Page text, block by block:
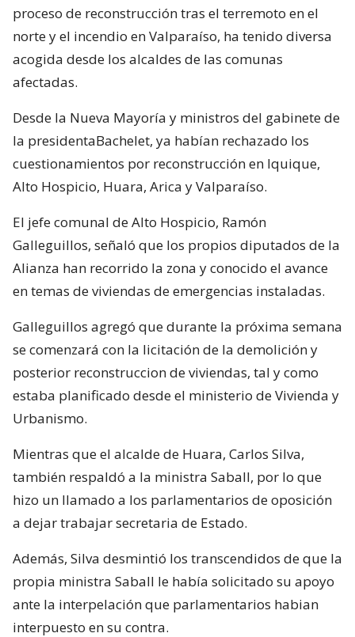
proceso de reconstrucción tras el terremoto en el
norte y el incendio en Valparaíso, ha tenido diversa
acogida desde los alcaldes de las comunas
afectadas.
Desde la Nueva Mayoría y ministros del gabinete de
la presidentaBachelet, ya habían rechazado los
cuestionamientos por reconstrucción en Iquique,
Alto Hospicio, Huara, Arica y Valparaíso.
El jefe comunal de Alto Hospicio, Ramón
Galleguillos, señaló que los propios diputados de la
Alianza han recorrido la zona y conocido el avance
en temas de viviendas de emergencias instaladas.
Galleguillos agregó que durante la próxima semana
se comenzará con la licitación de la demolición y
posterior reconstruccion de viviendas, tal y como
estaba planificado desde el ministerio de Vivienda y
Urbanismo.
Mientras que el alcalde de Huara, Carlos Silva,
también respaldó a la ministra Saball, por lo que
hizo un llamado a los parlamentarios de oposición
a dejar trabajar secretaria de Estado.
Además, Silva desmintió los transcendidos de que la
propia ministra Saball le había solicitado su apoyo
ante la interpelación que parlamentarios habian
interpuesto en su contra.